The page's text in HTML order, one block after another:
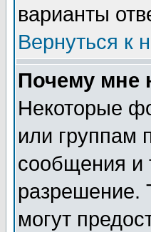
варианты
Вернуться к
Почему мне
Некоторые
или группам
сообщения и
разрешение.
могут